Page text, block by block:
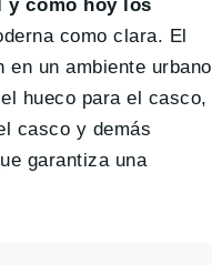
y como hoy los
como clara. El
un ambiente urbano
hueco para el casco,
casco y demás
garantiza una